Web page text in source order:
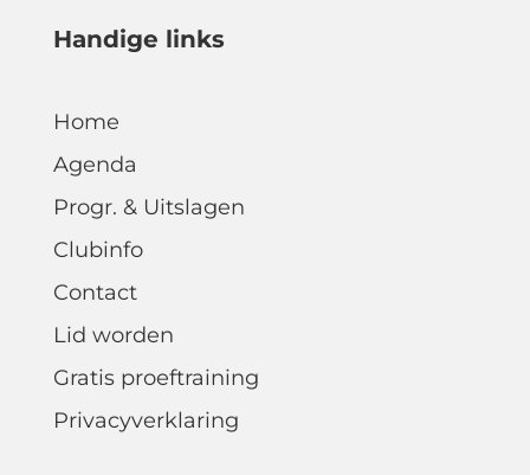
Handige links
Home
Agenda
Progr. & Uitslagen
Clubinfo
Contact
Lid worden
Gratis proeftraining
Privacyverklaring